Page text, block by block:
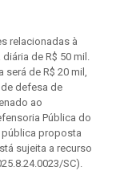
relacionadas à
de R$ 50 mil.
de R$ 20 mil,
defesa de
ao
Pública do
proposta
sujeita a recurso
SC).